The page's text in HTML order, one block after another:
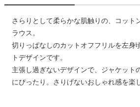
さらりとして柔らかな肌触りの、コット
ラウス。
切りっぱなしのカットオフフリルを左身
トデザインです。
主張し過ぎないデザインで、ジャケット
にぴったり。さりげないおしゃれ感を楽